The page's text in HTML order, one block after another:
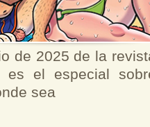
de 2025 de la
es el especial
sea